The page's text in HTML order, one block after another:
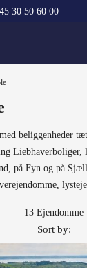
30 50 60 00
beliggenheder
Liebhaverboliger,
på Fyn og på
13 Ejendomme
Sort by: